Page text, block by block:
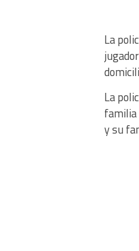
La
La
familia
y su